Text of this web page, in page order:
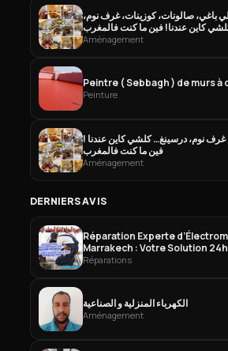
باغي، صالونات، كوزينات، غرف نوم،
Aménagement
Peintre ( Sebbagh )
Peinture
غرف نوم، درسينغ… كلشي كاين عندنا !
فين ما كنت فالمغرب
Aménagement
DERNIERS AVIS
Réparation Experte
Marrakech : Votre Solution
Réparations
الكهرباء المنزلية و الصناعية
Aménagement